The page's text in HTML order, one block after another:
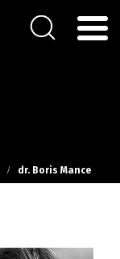
dr. Boris Mance